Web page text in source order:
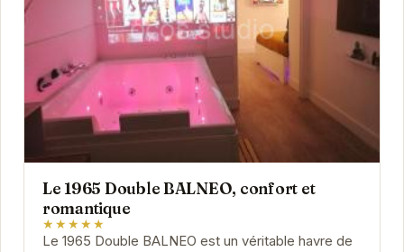
Le 1965 Double BALNEO, confort et
romantique
★★★★★
Le 1965 Double BALNEO est un véritable havre de